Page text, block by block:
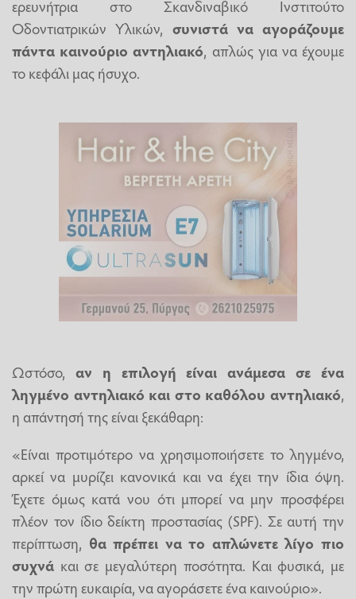
ερευνήτρια στο Σκανδιναβικό Ινστιτούτο
Οδοντιατρικών Υλικών, συνιστά να αγοράζουμε
πάντα καινούριο αντηλιακό, απλώς για να έχουμε
το κεφάλι μας ήσυχο.
Ωστόσο, αν η επιλογή είναι ανάμεσα σε ένα
ληγμένο αντηλιακό και στο καθόλου αντηλιακό,
η απάντησή της είναι ξεκάθαρη:
«Είναι προτιμότερο να χρησιμοποιήσετε το ληγμένο,
αρκεί να μυρίζει κανονικά και να έχει την ίδια όψη.
Έχετε όμως κατά νου ότι μπορεί να μην προσφέρει
πλέον τον ίδιο δείκτη προστασίας (SPF). Σε αυτή την
περίπτωση, θα πρέπει να το απλώνετε λίγο πιο
συχνά και σε μεγαλύτερη ποσότητα. Και φυσικά, με
την πρώτη ευκαιρία, να αγοράσετε ένα καινούριο».